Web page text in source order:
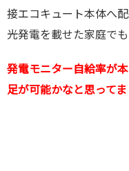
接エコキュート本体へ
光発電を載せた家庭で
発電モニター自給率が
足が可能かなと思って